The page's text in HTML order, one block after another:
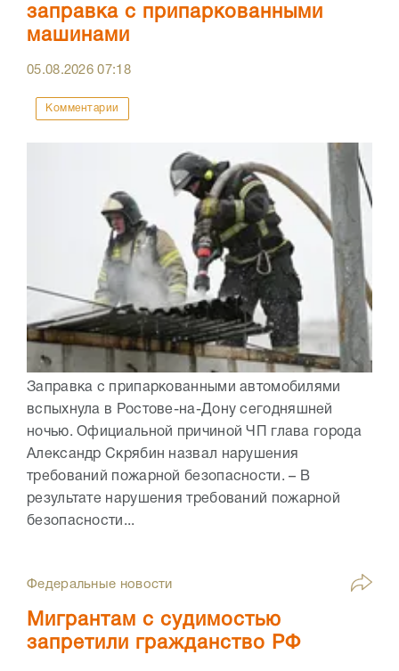
заправка с припаркованными
машинами
05.08.202607:18
Комментарии
Заправка с припаркованными автомобилями
вспыхнула в Ростове-на-Дону сегодняшней
ночью. Официальной причиной ЧП глава города
Александр Скрябин назвал нарушения
требований пожарной безопасности. – В
результате нарушения требований пожарной
безопасности...
Федеральные новости
Мигрантам с судимостью
запретили гражданство РФ